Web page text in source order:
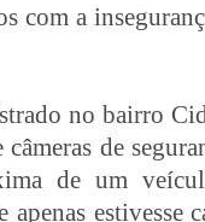
com a
no bairro
câmeras de
de um
apenas estivesse